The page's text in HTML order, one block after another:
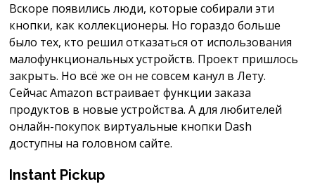
Вскоре появились люди, которые собирали эти
кнопки, как коллекционеры. Но гораздо больше
было тех, кто решил отказаться от использования
малофункциональных устройств. Проект пришлось
закрыть. Но всё же он не совсем канул в Лету.
Сейчас Amazon встраивает функции заказа
продуктов в новые устройства. А для любителей
онлайн-покупок виртуальные кнопки Dash
доступны на головном сайте.
Instant Pickup